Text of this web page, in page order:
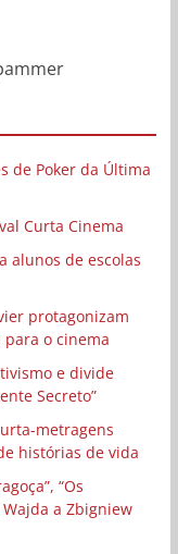
de Poker da Última
Curta Cinema
alunos de escolas
protagonizam
o cinema
e divide
Secreto”
metragens
histórias de vida
“Os
a Zbigniew